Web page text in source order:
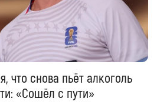
что снова пьёт алкоголь
«Сошёл с пути»